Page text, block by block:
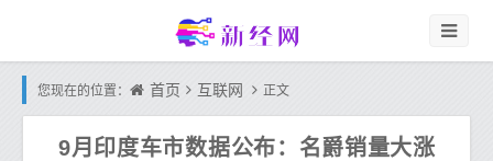
您现在的位置： 首页 互联网 正文
9月印度车市数据公布：名爵销量大涨